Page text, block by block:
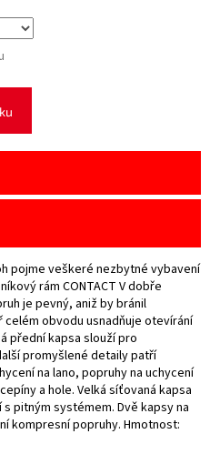
pojme veškeré nezbytné vybavení
rám CONTACT V dobře
je pevný, aniž by bránil
obvodu usnadňuje otevírání
přední kapsa slouží pro
promyšlené detaily patří
na lano, popruhy na uchycení
a hole. Velká síťovaná kapsa
pitným systémem. Dvě kapsy na
kompresní popruhy. Hmotnost: